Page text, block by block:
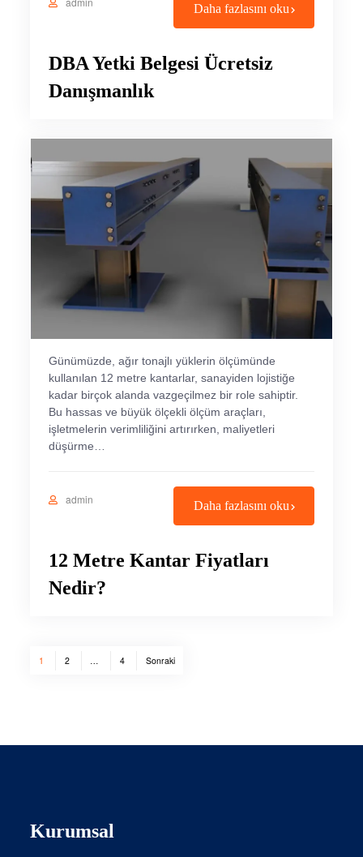
Daha fazlasını oku
DBA Yetki Belgesi Ücretsiz
Danışmanlık
Günümüzde, ağır tonajlı yüklerin ölçümünde
kullanılan 12 metre kantarlar, sanayiden lojistiğe
kadar birçok alanda vazgeçilmez bir role sahiptir.
Bu hassas ve büyük ölçekli ölçüm araçları,
işletmelerin verimliliğini artırırken, maliyetleri
düşürme…
admin Daha fazlasını oku
12 Metre Kantar Fiyatları
Nedir?
Yazı
1 2 4 Sonraki
Kurumsal